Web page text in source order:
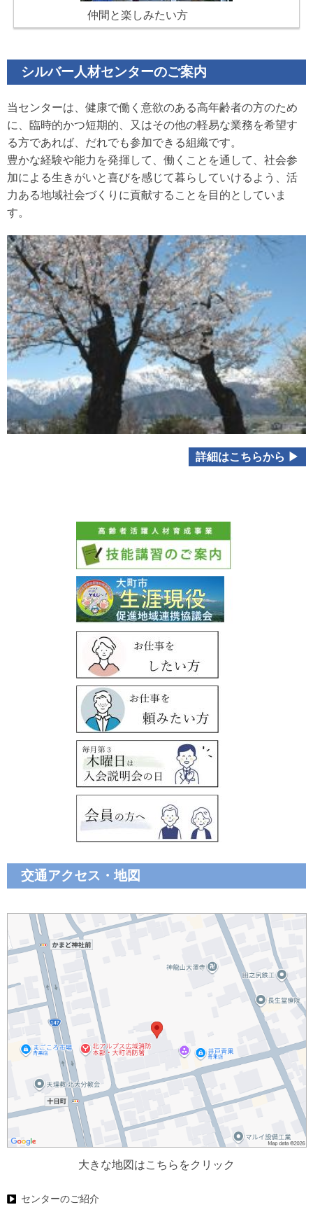
仲間と楽しみたい方
シルバー人材センターのご案内
当センターは、健康で働く意欲のある高年齢者の方のため
に、臨時的かつ短期的、又はその他の軽易な業務を希望す
る方であれば、だれでも参加できる組織です。
豊かな経験や能力を発揮して、働くことを通して、社会参
加による生きがいと喜びを感じて暮らしていけるよう、 活
力ある地域社会づくりに貢献することを目的としていま
す。
詳細はこちらから ▶
交通アクセス・地図
大きな地図はこちらをクリック
センターのご紹介